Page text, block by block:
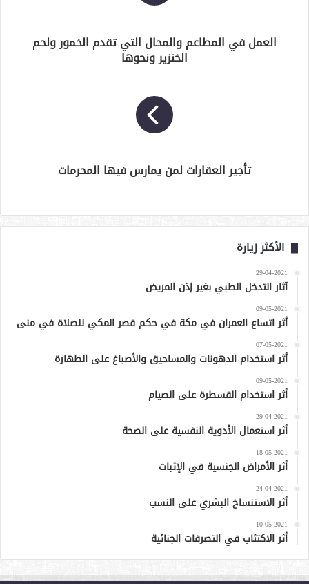
العمل في المطاعم والمحال التي تقدم الخمور ولحم
الخنزير ونحوها
تأجير العقارات لمن يمارس فيها المحرمات
الأكثر زيارة
29-04-2021
آثار التدخل الطبي بغير إذن المريض
09-05-2021
أثر اتساع العمران في مكة في حكم قصر المكي للصلاة في منى
07-05-2021
أثر استخدام الدهونات والمساحيق والأصباغ على الطهارة
09-05-2021
أثر استخدام القسطرة على الصيام
29-04-2021
أثر استعمال الأدوية النفسية على الصحة
18-05-2021
أثر الأمراض الجنسية في الإثبات
24-04-2021
أثر الاستنساخ البشري على النسب
10-05-2021
أثر الاكتئاب في التصرفات الجنائية